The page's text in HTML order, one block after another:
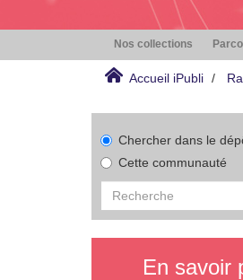
Nos collections
Accueil iPubli
Chercher dans le
Cette communauté
En savoir